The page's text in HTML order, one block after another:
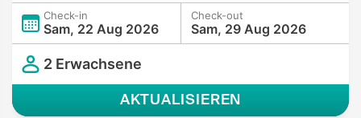
Check-in
Sam, 22 Aug 2026
Check-out
Sam, 29 Aug 2026
2 Erwachsene
AKTUALISIEREN